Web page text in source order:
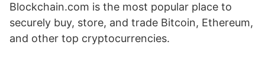
Blockchain.com is the most popular place to
securely buy, store, and trade Bitcoin, Ethereum,
and other top cryptocurrencies.